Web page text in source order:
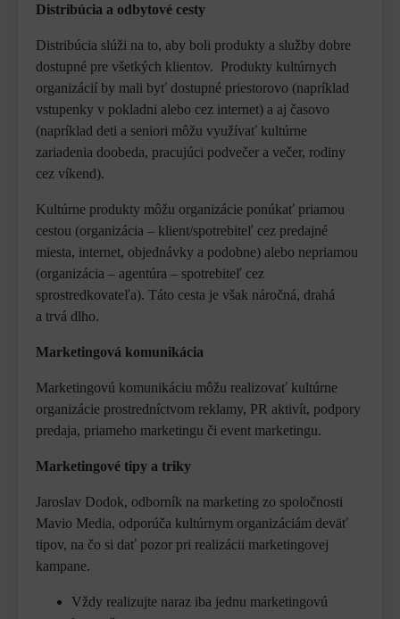
Distribúcia a odbytové cesty
Distribúcia slúži na to, aby boli produkty a služby dobre
dostupné pre všetkých klientov. Produkty kultúrnych
organizácií by mali byť dostupné priestorovo (napríklad
vstupenky v pokladni alebo cez internet) a aj časovo
(napríklad deti a seniori môžu využívať kultúrne
zariadenia doobeda, pracujúci podvečer a večer, rodiny
cez víkend).
Kultúrne produkty môžu organizácie ponúkať priamou
cestou (organizácia – klient/spotrebiteľ cez predajné
miesta, internet, objednávky a podobne) alebo nepriamou
(organizácia – agentúra – spotrebiteľ cez
sprostredkovateľa). Táto cesta je však náročná, drahá
a trvá dlho.
Marketingová komunikácia
Marketingovú komunikáciu môžu realizovať kultúrne
organizácie prostredníctvom reklamy, PR aktivít, podpory
predaja, priameho marketingu či event marketingu.
Marketingové tipy a triky
Jaroslav Dodok, odborník na marketing zo spoločnosti
Mavio Media, odporúča kultúrnym organizáciám deväť
tipov, na čo si dať pozor pri realizácii marketingovej
kampane.
Vždy realizujte naraz iba jednu marketingovú